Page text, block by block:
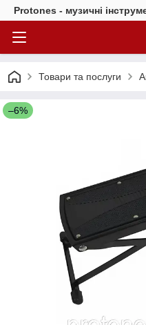
Protones - музичні
Товари та послуги
–6%